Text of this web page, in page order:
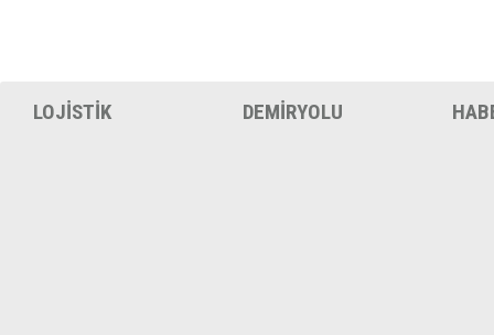
LOJİSTİK DEMİRYOLU